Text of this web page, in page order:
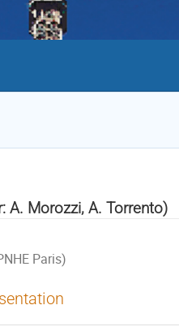
A. Morozzi, A. Torrento)
Paris)